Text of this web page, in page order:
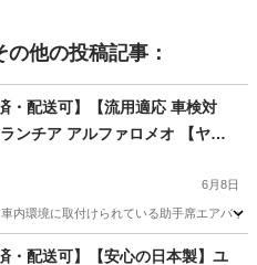
の他の投稿記事：
・配送可】【流用適応 車検対
ンチア アルファロメオ 【ヤフ
ユーズド】
6月8日
車内環境に取付けられている助手席エアバ
リア車
・配送可】【安心の日本製】ユ